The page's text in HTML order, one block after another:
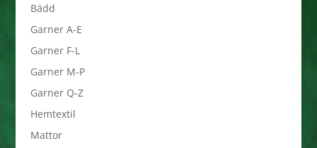
Bädd
Garner A-E
Garner F-L
Garner M-P
Garner Q-Z
Hemtextil
Mattor